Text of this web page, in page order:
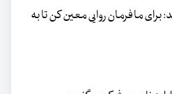
برای ما فرمان روایی معین کن تا به